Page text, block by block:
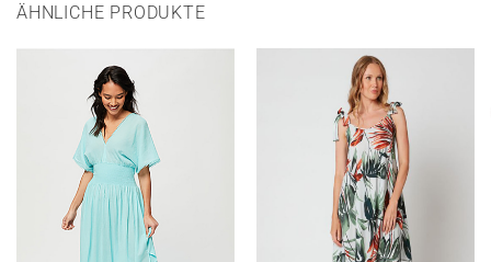
ÄHNLICHE PRODUKTE